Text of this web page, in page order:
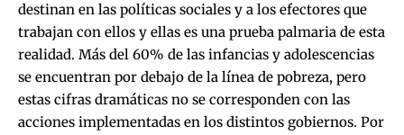
destinan en las políticas sociales y a los efectores que
trabajan con ellos y ellas es una prueba palmaria de esta
realidad. Más del 60% de las infancias y adolescencias
se encuentran por debajo de la línea de pobreza, pero
estas cifras dramáticas no se corresponden con las
acciones implementadas en los distintos gobiernos. Por